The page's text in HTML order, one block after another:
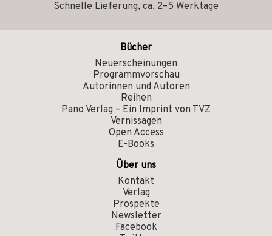
Schnelle Lieferung, ca. 2–5 Werktage
Bücher
Neuerscheinungen
Programmvorschau
Autorinnen und Autoren
Reihen
Pano Verlag – Ein Imprint von TVZ
Vernissagen
Open Access
E-Books
Über uns
Kontakt
Verlag
Prospekte
Newsletter
Facebook